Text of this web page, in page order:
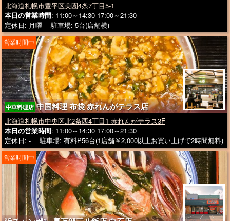
北海道札幌市豊平区美園4条7丁目5-1
本日の営業時間: 11:00～14:30 17:00～21:30
定休日: 月曜 駐車場: 5台(店舗横)
中華料理店 中国料理 布袋 赤れんがテラス店
営業時間中
北海道札幌市中央区北2条西4丁目1 赤れんがテラス3F
本日の営業時間: 11:00～14:30 17:00～21:30
定休日: - 駐車場: 有料P56台(1店舗￥2,000以上お買い上げで2時間無料)
営業時間中